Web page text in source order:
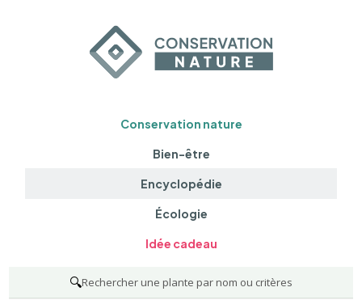
Conservation nature
Bien-être
Encyclopédie
Écologie
Idée cadeau
🔍Rechercher une plante par nom ou critères